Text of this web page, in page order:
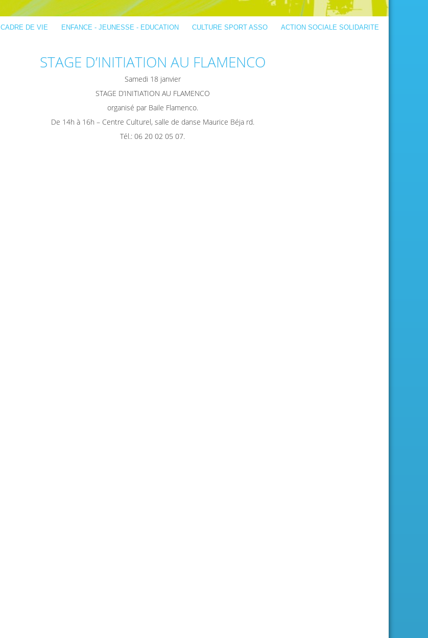
CADRE DE VIE ENFANCE - JEUNESSE - EDUCATION CULTURE SPORT ASSO ACTION SOCIALE SOLIDARITE
STAGE D’INITIATION AU FLAMENCO
Samedi 18 janvier
STAGE D’INITIATION AU FLAMENCO
organisé par Baile Flamenco.
De 14h à 16h – Centre Culturel, salle de danse Maurice Béja rd.
Tél.: 06 20 02 05 07.